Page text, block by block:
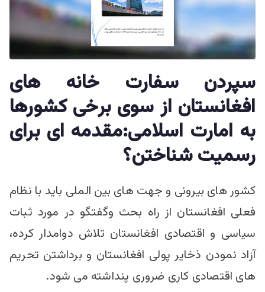
سپردن سفارت خانه های
افغانستان از سوی برخی کشورها
به امارت اسلامی:مقدمه ای برای
رسمیت شناختن؟
کشور های بیرونی و جهت های بین الملی باید با نظام
فعلی افغانستان از راه بحث وگفتگو در مورد ثبات
سیاسی و اقتصادی افغانستان تلاش دوامدار کرده،
آزاد نمودن ذخایر پولی افغانستان و برداشتن تحریم
های اقتصادی کاری ضروری پنداشته می شود.